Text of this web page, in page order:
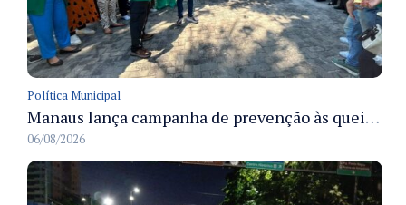
Política Municipal
Manaus lança campanha de prevenção às queimadas no verão amazônico com comitê integrado
06/08/2026